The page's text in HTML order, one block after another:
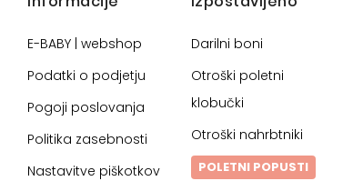
E-BABY | webshop
Podatki o podjetju
Pogoji poslovanja
Politika zasebnosti
Nastavitve piškotkov
Darilni boni
Otroški poletni
klobučki
Otroški nahrbtniki
POLETNI POPUSTI